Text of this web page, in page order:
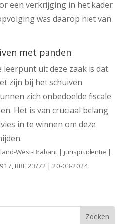
een verkrijging in het kader
was daarop niet van
met panden
uit deze zaak is dat
zijn bij het schuiven
zich onbedoelde fiscale
Het is van cruciaal belang
in te winnen om deze
West-Brabant | jurisprudentie |
BRE 23/72 | 20-03-2024